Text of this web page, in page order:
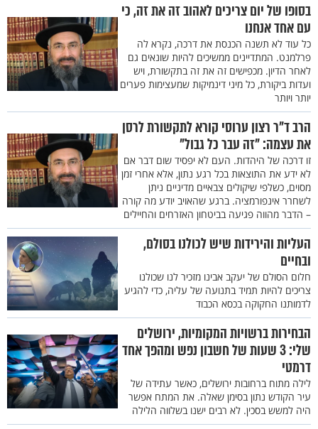
בסופו של יום צריכים לאהוב זה את זה, כי
עם אחד אנחנו
כל עוד לא תשנה הכנסת את דרכה, נקרא לה
פרלמנט. המתדיינים ממשיכים להיות שונאים גם
לאחר הדיון. מכפישים זה את זה בתקשורת, ויש
ועדות ביקורת, כל מיני דינמיקות שמעצימות פערים
יותר ויותר
הרב ד"ר רצון ערוסי קורא לתקשורת לרסן
את עצמה: "זה עבר כל גבול"
זו דרכה של היהדות. העם לא יפסיד שום דבר אם
לא ידע את התוצאות בכל רגע נתון, אלא אחרי זמן
מסוים, כשלפי שיקולים צבאיים מדיניים ניתן
לשחרר אינפורמציה. ברגע שהאויב יודע מה קורה
– הדבר מהווה פגיעה בביטחון האזרחים והחיילים
העליות והירידות שיש לכולנו בסולם,
ובחיים
חלום הסולם של יעקב אבינו מזכיר לנו שכולנו
צריכים להיות תמיד בתנועה של עליה, כדי להגיע
לדמותנו החקוקה בכסא הכבוד
הבחירות ברשויות המקומיות, ירושלים
שלי: 3 שעות של חשבון נפש ומהפך אחד
דרמטי
לילה מתוח ברחובות ירושלים, כאשר עתידה של
עיר הקודש נתון בסימן שאלה. את המתח אפשר
היה למשש בסכין. לא רבים ישנו בשלווה הלילה